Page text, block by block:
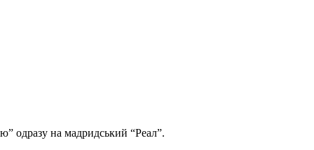
одразу на мадридський “Реал”.